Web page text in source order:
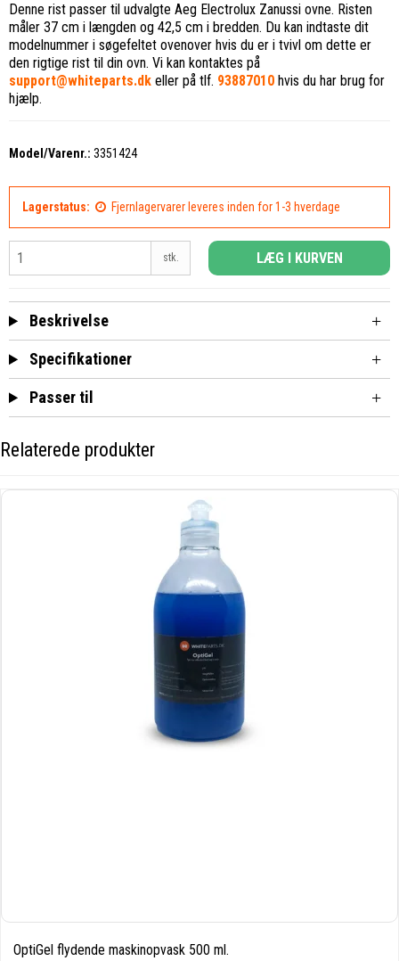
Denne rist passer til udvalgte Aeg Electrolux Zanussi ovne. Risten
måler 37 cm i længden og 42,5 cm i bredden. Du kan indtaste dit
modelnummer i søgefeltet ovenover hvis du er i tvivl om dette er
den rigtige rist til din ovn. Vi kan kontaktes på
support@whiteparts.dk eller på tlf. 93887010 hvis du har brug for
hjælp.
Model/Varenr.: 3351424
Lagerstatus: Fjernlagervarer leveres inden for 1-3 hverdage
stk. LÆG I KURVEN
Beskrivelse
Specifikationer
Passer til
Relaterede produkter
OptiGel flydende maskinopvask 500 ml.